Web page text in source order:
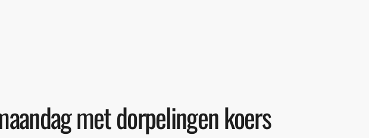
met dorpelingen koers